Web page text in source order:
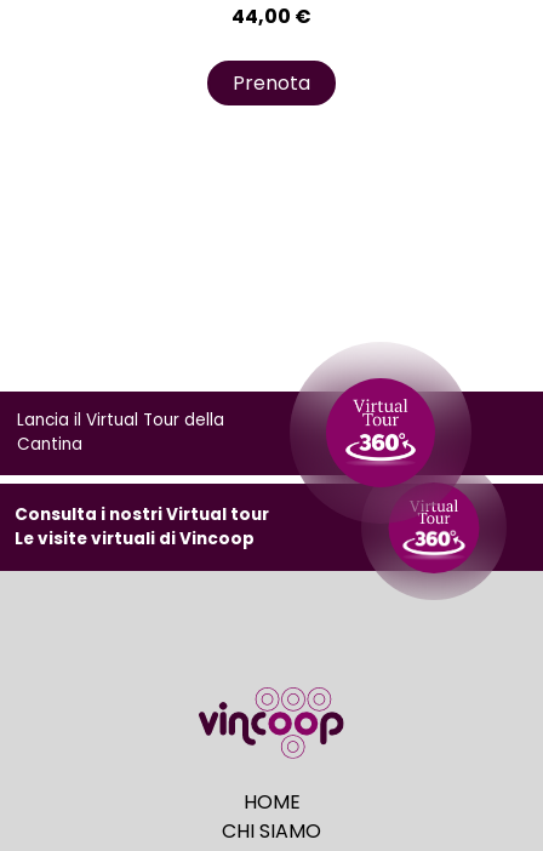
44,00 €
Prenota
Lancia il Virtual Tour della
Cantina
Consulta i nostri Virtual tour
Le visite virtuali di Vincoop
HOME
CHI SIAMO